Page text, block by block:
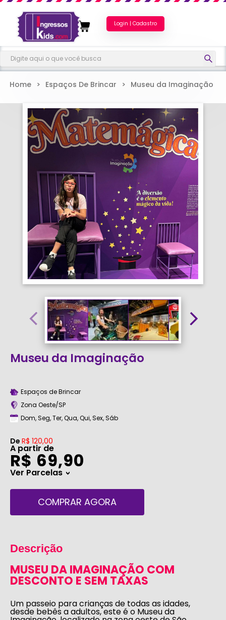
Login | Cadastro
Home > Espaços De Brincar > Museu da Imaginação
Museu da Imaginação
Espaços de Brincar
Zona Oeste/SP
Dom, Seg, Ter, Qua, Qui, Sex, Sáb
De R$ 120,00
A partir de
R$ 69,90
Ver Parcelas>
COMPRAR AGORA
Descrição
MUSEU DA IMAGINAÇÃO COM
DESCONTO E SEM TAXAS
Um passeio para crianças de todas as idades,
desde bebês a adultos, este é o Museu da